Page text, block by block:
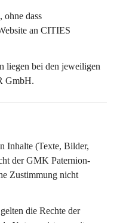
dass
an CITIES
liegen bei den jeweiligen
GmbH.
Inhalte (Texte, Bilder,
der GMK Paternion-
Zustimmung nicht
die Rechte der